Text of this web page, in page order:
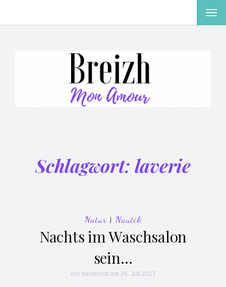
Schlagwort: laverie
Natur| Nautik
Nachts im Waschsalon
sein…
von herbfrisch am 26. Juli 2017